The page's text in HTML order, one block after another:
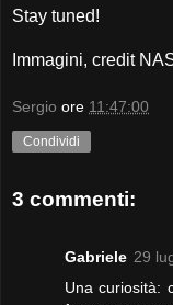
Stay tuned!
Immagini, credit
Sergio ore 11:47:00
Condividi
3 commenti:
Gabriele 29
Una curiosità: